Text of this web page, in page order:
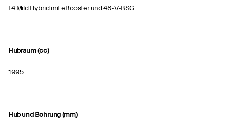
L4 Mild Hybrid mit eBooster und 48-V-BSG
Hubraum (cc)
1995
Hub und Bohrung (mm)